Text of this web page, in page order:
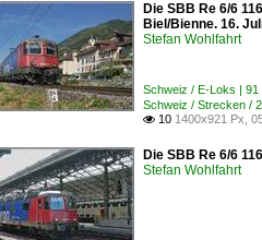
Die SBB Re 6/6
Biel/Bienne. 16.
Stefan Wohlfahrt
Schweiz / E-Loks |
Schweiz / Strecken /
 10 1400x921 Px,
Die SBB Re 6/6
Stefan Wohlfahrt